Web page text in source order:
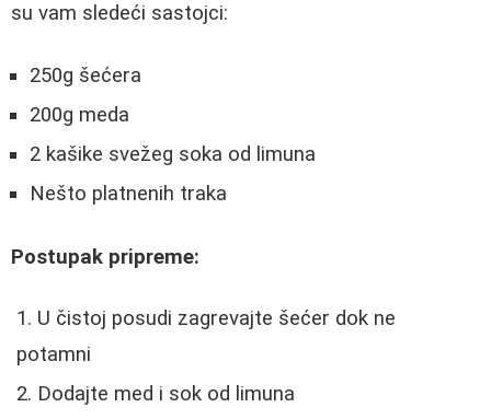
su vam sledeći sastojci:
250g šećera
200g meda
2 kašike svežeg soka od limuna
Nešto platnenih traka
Postupak pripreme:
U čistoj posudi zagrevajte šećer dok ne
potamni
Dodajte med i sok od limuna